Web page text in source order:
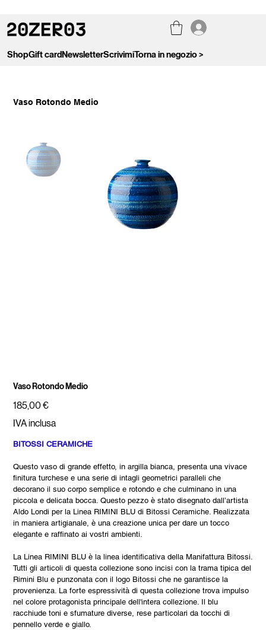
ShopGift cardNewsletterScrivimiTorna in negozio >
Vaso Rotondo Medio
Vaso Rotondo Medio
Prezzo
185,00 €
IVA inclusa
BITOSSI CERAMICHE
Questo vaso di grande effetto, in argilla bianca, presenta una vivace
finitura turchese e una serie di intagli geometrici paralleli che
decorano il suo corpo semplice e rotondo e che culminano in una
piccola e delicata bocca. Questo pezzo è stato disegnato dall’artista
Aldo Londi per la Linea RIMINI BLU di Bitossi Ceramiche. Realizzata
in maniera artigianale, è una creazione unica per dare un tocco
elegante e raffinato ai vostri ambienti.
La Linea RIMINI BLU è la linea identificativa della Manifattura Bitossi.
Tutti gli articoli di questa collezione sono incisi con la trama tipica del
Rimini Blu e punzonata con il logo Bitossi che ne garantisce la
provenienza. La forte espressività di questa collezione trova impulso
nel colore protagonista principale dell'intera collezione. Il blu
racchiude toni e sfumature diverse, rese particolari da tocchi di
pennello verde e giallo.